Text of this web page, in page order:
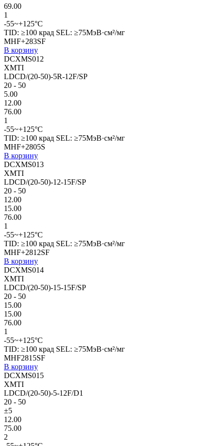
69.00
1
-55~+125°C
TID: ≥100 крад SEL: ≥75МэВ·см²/мг
MHF+283SF
В корзину
DCXMS012
XMTI
LDCD/(20-50)-5R-12F/SP
20 - 50
5.00
12.00
76.00
1
-55~+125°C
TID: ≥100 крад SEL: ≥75МэВ·см²/мг
MHF+2805S
В корзину
DCXMS013
XMTI
LDCD/(20-50)-12-15F/SP
20 - 50
12.00
15.00
76.00
1
-55~+125°C
TID: ≥100 крад SEL: ≥75МэВ·см²/мг
MHF+2812SF
В корзину
DCXMS014
XMTI
LDCD/(20-50)-15-15F/SP
20 - 50
15.00
15.00
76.00
1
-55~+125°C
TID: ≥100 крад SEL: ≥75МэВ·см²/мг
MHF2815SF
В корзину
DCXMS015
XMTI
LDCD/(20-50)-5-12F/D1
20 - 50
±5
12.00
75.00
2